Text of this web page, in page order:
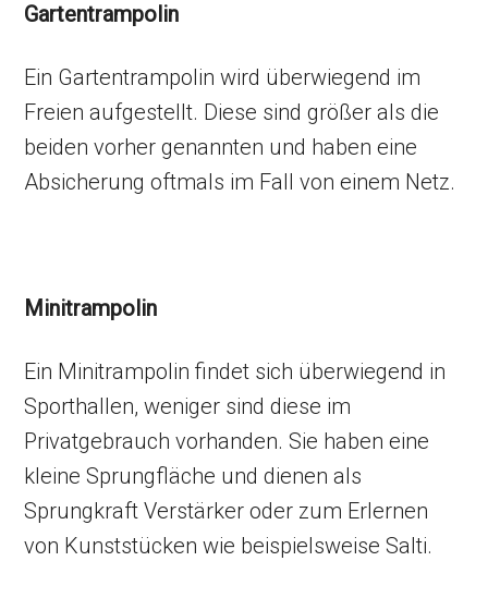
Gartentrampolin
Ein Gartentrampolin wird überwiegend im
Freien aufgestellt. Diese sind größer als die
beiden vorher genannten und haben eine
Absicherung oftmals im Fall von einem Netz.
Minitrampolin
Ein Minitrampolin findet sich überwiegend in
Sporthallen, weniger sind diese im
Privatgebrauch vorhanden. Sie haben eine
kleine Sprungfläche und dienen als
Sprungkraft Verstärker oder zum Erlernen
von Kunststücken wie beispielsweise Salti.